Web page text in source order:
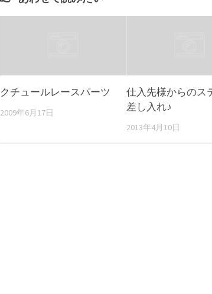
クチュールレースパーツ
2009年6月17日
仕入先様からのス
差し入れ♪
2013年4月10日